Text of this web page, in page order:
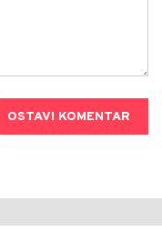
OSTAVI KOMENTAR